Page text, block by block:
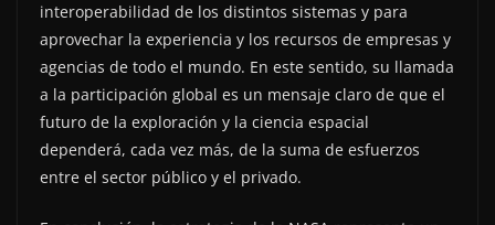
interoperabilidad de los distintos sistemas y para
aprovechar la experiencia y los recursos de empresas y
agencias de todo el mundo. En este sentido, su llamada
a la participación global es un mensaje claro de que el
futuro de la exploración y la ciencia espacial
dependerá, cada vez más, de la suma de esfuerzos
entre el sector público y el privado.